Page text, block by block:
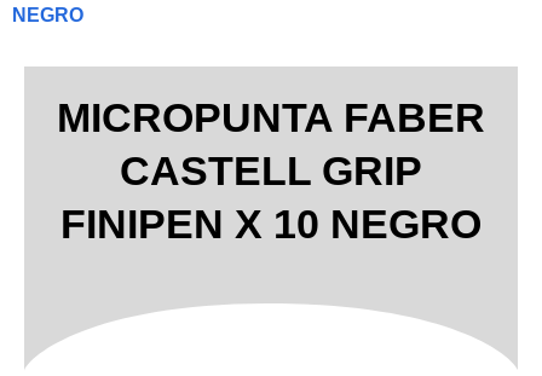
NEGRO
MICROPUNTA FABER
CASTELL GRIP
FINIPEN X 10 NEGRO